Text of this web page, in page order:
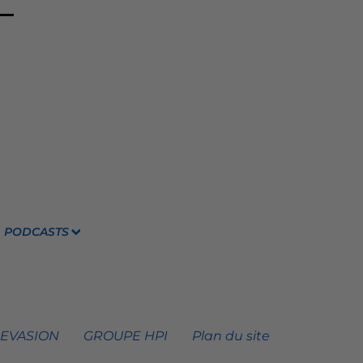
PODCASTS
GROUPE HPI Plan du site